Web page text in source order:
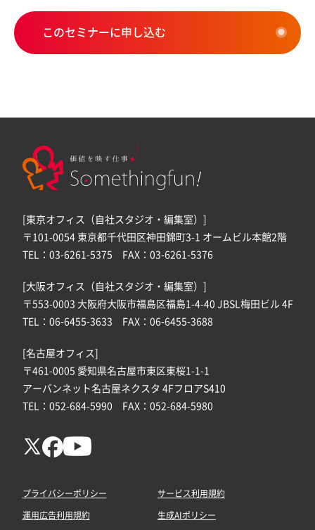
このセミナーに申し込む
[東京オフィス（自社スタジオ・編集室）]
〒101-0054 東京都千代田区神田錦町3-1 オームビル本館2階
TEL：03-6261-5375 FAX：03-6261-5376
[大阪オフィス（自社スタジオ・編集室）]
〒553-0003 大阪府大阪市福島区福島1-4-40 JBSL梅田ビル 4F
TEL：06-6455-3633 FAX：06-6455-3688
[名古屋オフィス]
〒461-0005 愛知県名古屋市東区東桜1-1-1
アーバンネット名古屋ネクスタ 4FフロアS410
TEL：052-684-5990 FAX：052-684-5980
プライバシーポリシー サービス利用規約
運用広告利用規約 生成AIポリシー